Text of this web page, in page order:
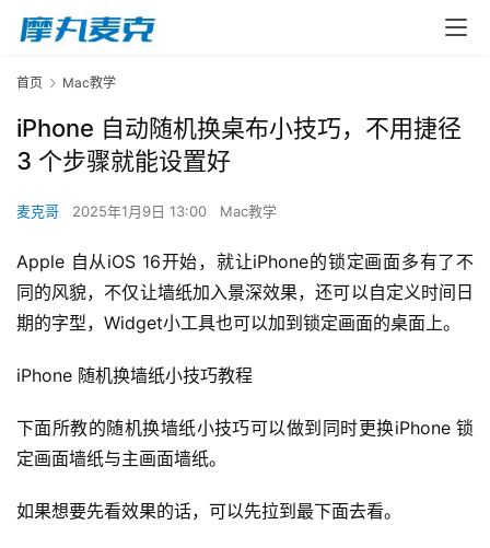
首页 Mac教学
iPhone 自动随机换桌布小技巧，不用捷径
3 个步骤就能设置好
麦克哥 2025年1月9日 13:00 Mac教学
Apple 自从iOS 16开始，就让iPhone的锁定画面多有了不
同的风貌，不仅让墙纸加入景深效果，还可以自定义时间日
期的字型，Widget小工具也可以加到锁定画面的桌面上。
iPhone 随机换墙纸小技巧教程
下面所教的随机换墙纸小技巧可以做到同时更换iPhone 锁
定画面墙纸与主画面墙纸。
如果想要先看效果的话，可以先拉到最下面去看。